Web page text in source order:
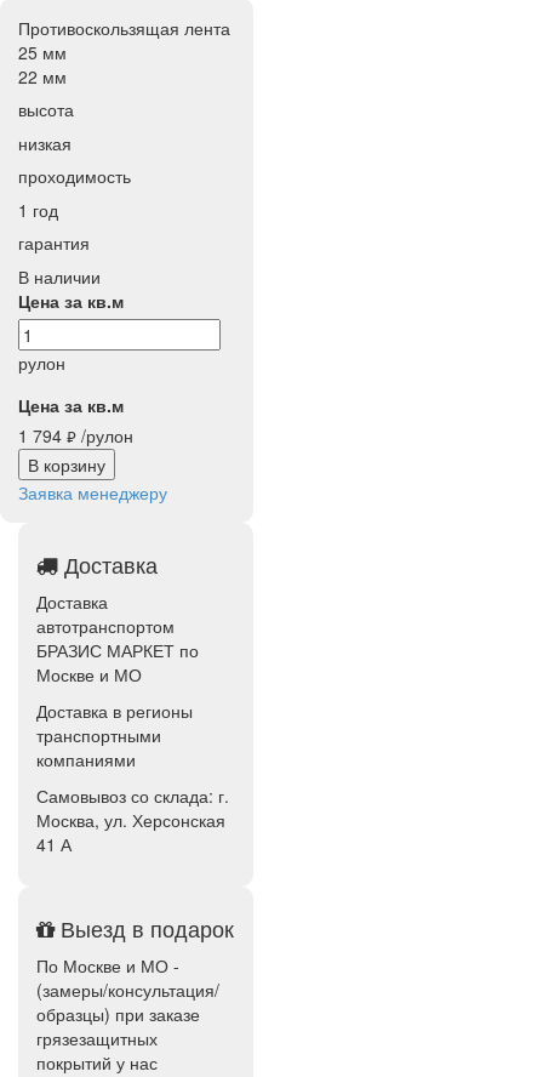
Противоскользящая лента
25 мм
22 мм
высота
низкая
проходимость
1 год
гарантия
В наличии
Цена за кв.м
рулон
Цена за кв.м
1 794 руб. /рулон
В корзину
Заявка менеджеру
Доставка
Доставка
автотранспортом
БРАЗИС МАРКЕТ по
Москве и МО
Доставка в регионы
транспортными
компаниями
Самовывоз со склада: г.
Москва, ул. Херсонская
41 А
Выезд в подарок
По Москве и МО -
(замеры/консультация/
образцы) при заказе
грязезащитных
покрытий у нас